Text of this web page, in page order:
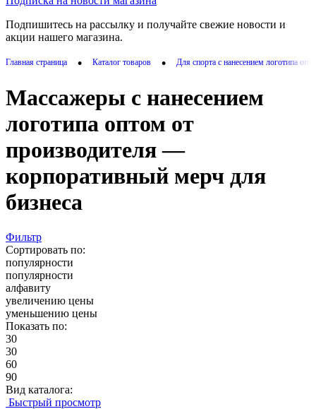
Подпишитесь на рассылку и получайте свежие новости и
акции нашего магазина.
Главная страница • Каталог товаров • Для спорта с нанесением логотипа
Массажеры с нанесением
логотипа оптом от
производителя —
корпоративный мерч для
бизнеса
Фильтр
Сортировать по:
популярности
популярности
алфавиту
увеличению цены
уменьшению цены
Показать по:
30
30
60
90
Вид каталога:
Быстрый просмотр